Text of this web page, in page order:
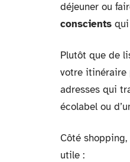
déjeuner ou
conscients
Plutôt que de
votre itinéraire
adresses qui
écolabel ou
Côté
utile :